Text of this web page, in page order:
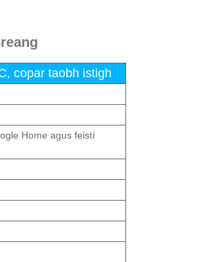
copar taobh istigh
Home agus feistí